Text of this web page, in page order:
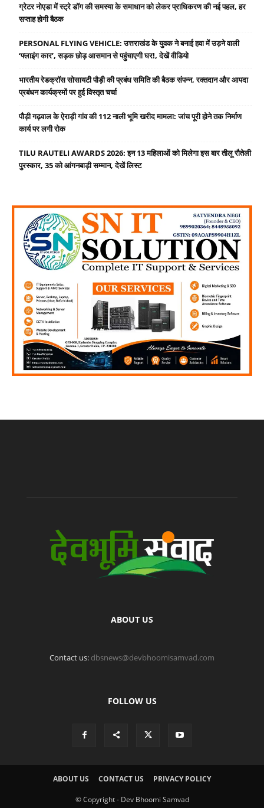
ग्रेटर नोएडा में स्ट्रे डॉग की समस्या के समाधान को लेकर प्राधिकरण की नई पहल, हर
सप्ताह होगी बैठक
PERSONAL FLYING VEHICLE: उत्तराखंड के युवक ने बनाई हवा में उड़ने वाली
‘फ्लाइंग कार’, सड़क छोड़ आसमान से पहुंचाएगी घर!, देखें वीडियो
भारतीय रेडक्रॉस सोसायटी पौड़ी की प्रबंध समिति की बैठक संपन्न, रक्तदान और आपदा
प्रबंधन कार्यक्रमों पर हुई विस्तृत चर्चा
पौड़ी गढ़वाल के ऐराड़ी गांव की 112 नाली भूमि खरीद मामला: जांच पूरी होने तक निर्माण
कार्य पर लगी रोक
TILU RAUTELI AWARDS 2026: इन 13 महिलाओं को मिलेगा इस बार तीलू रौतेली
पुरस्कार, 35 को आंगनबाड़ी सम्मान, देखें लिस्ट
ABOUT US
Contact us: dbsnews@devbhoomisamvad.com
FOLLOW US
ABOUT US CONTACT US PRIVACY POLICY
© Copyright - Dev Bhoomi Samvad